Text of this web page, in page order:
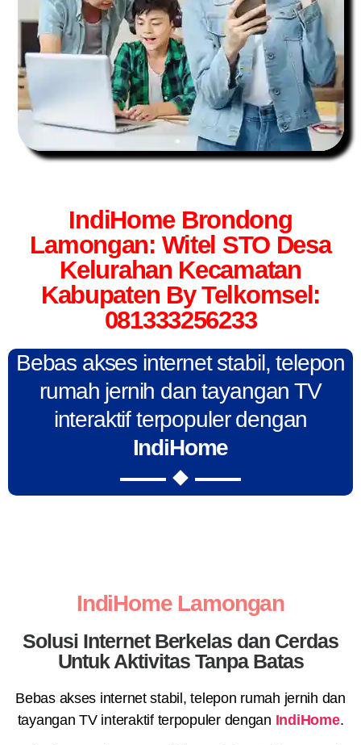
IndiHome Brondong
Lamongan: Witel STO Desa
Kelurahan Kecamatan
Kabupaten By Telkomsel:
081333256233
Bebas akses internet stabil, telepon
rumah jernih dan tayangan TV
interaktif terpopuler dengan
IndiHome
IndiHome Lamongan
Solusi Internet Berkelas dan Cerdas
Untuk Aktivitas Tanpa Batas
Bebas akses internet stabil, telepon rumah jernih dan
tayangan TV interaktif terpopuler dengan IndiHome.